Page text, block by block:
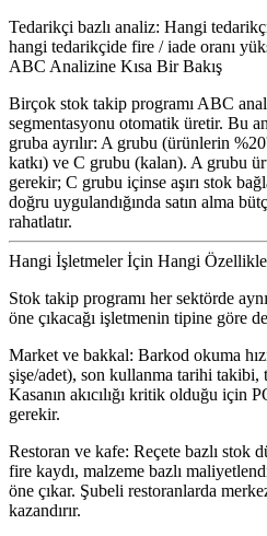
Tedarikçi bazlı analiz: Hangi
hangi tedarikçide fire / iade oranı
ABC Analizine Kısa Bir Bakış
Birçok stok takip programı ABC
segmentasyonu otomatik üretir. Bu
gruba ayrılır: A grubu (ürünlerin
katkı) ve C grubu (kalan). A grubu
gerekir; C grubu içinse aşırı stok
doğru uygulandığında satın alma
rahatlatır.
Hangi İşletmeler İçin Hangi
Stok takip programı her sektörde
öne çıkacağı işletmenin tipine göre
Market ve bakkal: Barkod okuma
şişe/adet), son kullanma tarihi takibi,
Kasanın akıcılığı kritik olduğu için
gerekir.
Restoran ve kafe: Reçete bazlı stok
fire kaydı, malzeme bazlı
öne çıkar. Şubeli restoranlarda
kazandırır.